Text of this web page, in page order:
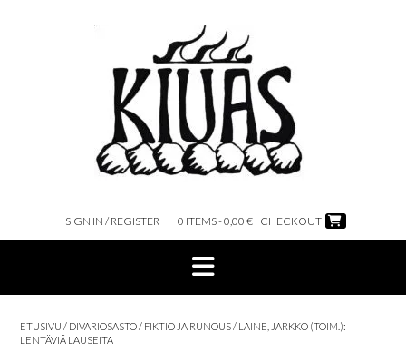
SIGN IN / REGISTER 0 ITEMS - 0,00 € CHECKOUT
ETUSIVU / DIVARIOSASTO/ FIKTIO JA RUNOUS/ LAINE, JARKKO (TOIM.):
LENTÄVIÄ LAUSEITA